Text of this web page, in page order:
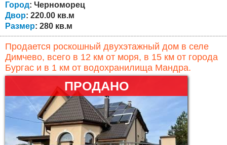
Город: Черноморец
Двор: 220.00 кв.м
Размер: 280 кв.м
Продается роскошный двухэтажный дом в селе
Димчево, всего в 12 км от моря, в 15 км от города
Бургас и в 1 км от водохранилища Мандра.
ПРОДАНО